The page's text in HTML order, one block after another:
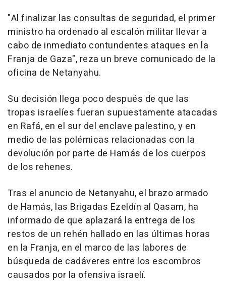
"Al finalizar las consultas de seguridad, el primer
ministro ha ordenado al escalón militar llevar a
cabo de inmediato contundentes ataques en la
Franja de Gaza", reza un breve comunicado de la
oficina de Netanyahu.
Su decisión llega poco después de que las
tropas israelíes fueran supuestamente atacadas
en Rafá, en el sur del enclave palestino, y en
medio de las polémicas relacionadas con la
devolución por parte de Hamás de los cuerpos
de los rehenes.
Tras el anuncio de Netanyahu, el brazo armado
de Hamás, las Brigadas Ezeldín al Qasam, ha
informado de que aplazará la entrega de los
restos de un rehén hallado en las últimas horas
en la Franja, en el marco de las labores de
búsqueda de cadáveres entre los escombros
causados por la ofensiva israelí.